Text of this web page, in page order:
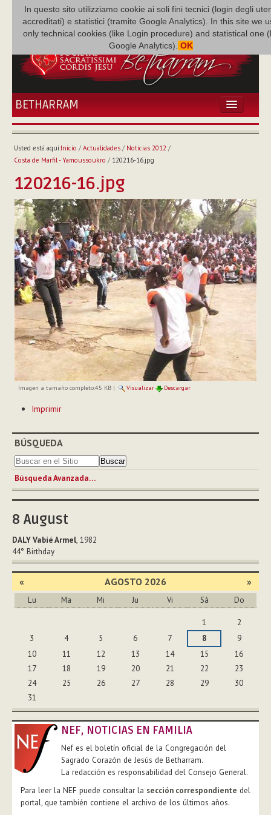
In questo sito utilizziamo cookie ai soli fini tecnici (login degli
accreditati) e statistici (tramite Google Analytics). In this site we
only technical cookies (like Login procedure) and statistical one
Google Analytics). OK
BETHARRAM
INICIO
BETHARRAM
MISIÓN
NEF
MULTIMEDIA
P. AUGUSTO ETCHECOPAR
Usted está aquí:Inicio / Actualidades/ Noticias 2012 /
Costa de Marfil - Yamoussoukro / 120216-16.jpg
120216-16.jpg
Imagen a tamaño completo:45 KB| Visualizar Descargar
de
Imprimir
BÚSQUEDA
Búsqueda Avanzada…
8 August
DALY Vabié Armel, 1982
44° Birthday
« AGOSTO 2026 »
Lu Ma Mi Ju Vi Sá Do
1
2
3
4 5 6 7 8
9
10
11 12 13 14 15
16
17
18 19 20 21 22
23
24
25 26 27 28 29
30
31
NEF, NOTICIAS EN FAMILIA
Nef es el boletín oficial de la Congregación del
Sagrado Corazón de Jesús de Betharram.
La redacción es responsabilidad del Consejo General.
Para leer la NEF puede consultar la sección correspondiente del
portal, que también contiene el archivo de los últimos años.